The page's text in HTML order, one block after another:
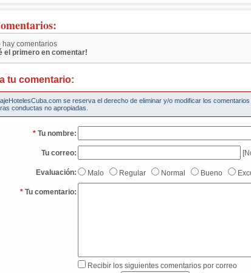
hay comentarios
el primero en comentar!
tu comentario:
se reserva el derecho de eliminar y/o modificar los
conductas no apropiadas.
* Tu nombre:
Tu correo:
Evaluación: Malo Regular Normal Bueno
* Tu comentario:
Recibir los siguientes comentarios por correo